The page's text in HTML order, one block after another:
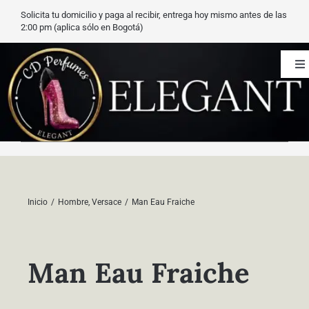
Saltar
contenido
Solicita tu domicilio y paga al recibir, entrega hoy mismo antes de las
2:00 pm (aplica sólo en Bogotá)
CD Perfumes
Blog
Contacto
Inicio Hombre Versace Man Eau Fraiche
Man Eau Fraiche